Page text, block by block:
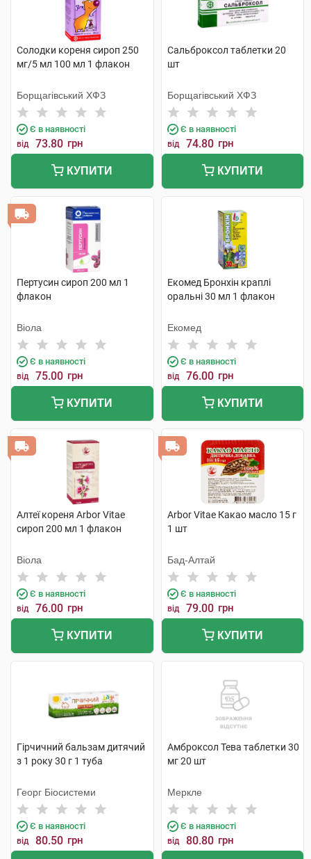
Солодки кореня сироп 250
мг/5 мл 100 мл 1 флакон
Борщагівський ХФЗ
Є в наявності
від 73.80 грн
КУПИТИ
Сальброксол таблетки 20
шт
Борщагівський ХФЗ
Є в наявності
від 74.80 грн
КУПИТИ
Пертусин сироп 200 мл 1
флакон
Віола
Є в наявності
від 75.00 грн
КУПИТИ
Екомед Бронхін краплі
оральні 30 мл 1 флакон
Екомед
Є в наявності
від 76.00 грн
КУПИТИ
Алтеї кореня Arbor Vitae
сироп 200 мл 1 флакон
Віола
Є в наявності
від 76.00 грн
КУПИТИ
Arbor Vitae Какао масло 15 г
1 шт
Бад-Алтай
Є в наявності
від 79.00 грн
КУПИТИ
Гірчичний бальзам дитячий
з 1 року 30 г 1 туба
Георг Біосистеми
Є в наявності
від 80.50 грн
Амброксол Тева таблетки 30
мг 20 шт
Меркле
Є в наявності
від 80.80 грн